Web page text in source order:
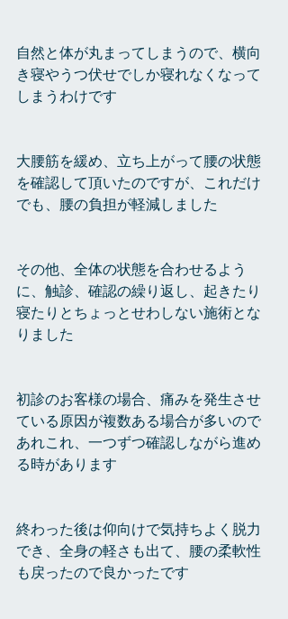
自然と体が丸まってしまうので、横向
き寝やうつ伏せでしか寝れなくなって
しまうわけです
大腰筋を緩め、立ち上がって腰の状態
を確認して頂いたのですが、これだけ
でも、腰の負担が軽減しました
その他、全体の状態を合わせるよう
に、触診、確認の繰り返し、起きたり
寝たりとちょっとせわしない施術とな
りました
初診のお客様の場合、痛みを発生させ
ている原因が複数ある場合が多いので
あれこれ、一つずつ確認しながら進め
る時があります
終わった後は仰向けで気持ちよく脱力
でき、全身の軽さも出て、腰の柔軟性
も戻ったので良かったです